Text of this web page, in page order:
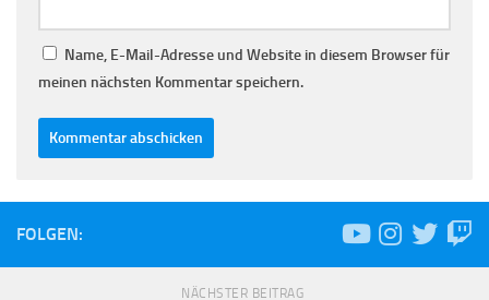
Name, E-Mail-Adresse und Website in diesem Browser für
meinen nächsten Kommentar speichern.
FOLGEN:
NÄCHSTER BEITRAG